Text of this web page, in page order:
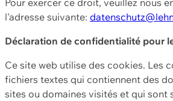
l'adresse suivante:
Déclaration de confidentialité pour
Ce site web utilise des cookies. Les
fichiers textes qui contiennent des
sites ou domaines visités et qui sont